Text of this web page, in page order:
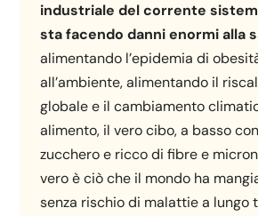
industriale del corrente
sta facendo danni enormi alla
alimentando l’epidemia di
all’ambiente, alimentando il
globale e il cambiamento
alimento, il vero cibo, a basso
zucchero e ricco di fibre e
vero è ciò che il mondo ha
senza rischio di malattie a lungo